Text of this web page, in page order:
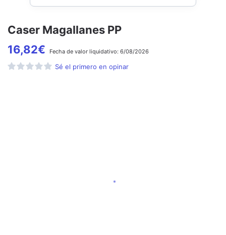
Caser Magallanes PP
16,82€ Fecha de valor liquidativo: 6/08/2026
Sé el primero en opinar